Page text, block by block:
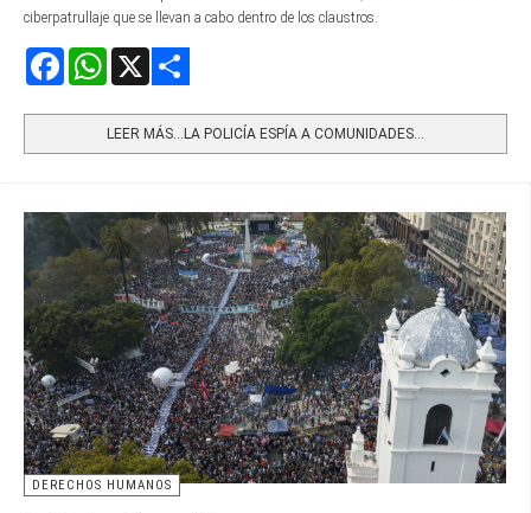
ciberpatrullaje que se llevan a cabo dentro de los claustros.
FacebookWhatsApp
LEER MÁS…LA POLICÍA ESPÍA A COMUNIDADES...
DERECHOS HUMANOS